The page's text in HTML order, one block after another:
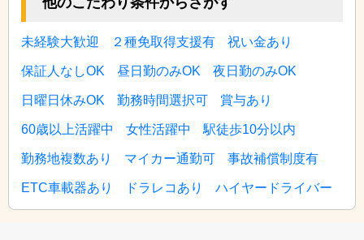
他のこだわり条件からさがす
未経験大歓迎 ２種免取得支援有
祝い金あり
保証人なしOK
昼日勤のみOK
夜日勤のみOK
日曜日休みOK
勤務時間選択可
賞与あり
60歳以上活躍中
女性活躍中
駅徒歩10分以内